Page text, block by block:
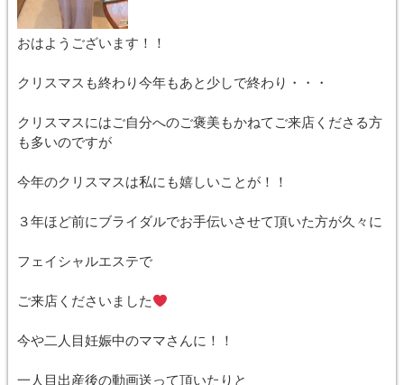
おはようございます！！
クリスマスも終わり今年もあと少しで終わり・・・
クリスマスにはご自分へのご褒美もかねてご来店くださる方
も多いのですが
今年のクリスマスは私にも嬉しいことが！！
３年ほど前にブライダルでお手伝いさせて頂いた方が久々に
フェイシャルエステで
ご来店くださいました
今や二人目妊娠中のママさんに！！
一人目出産後の動画送って頂いたりと